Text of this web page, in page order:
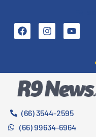
(66) 3544-2595
(66) 99634-6964